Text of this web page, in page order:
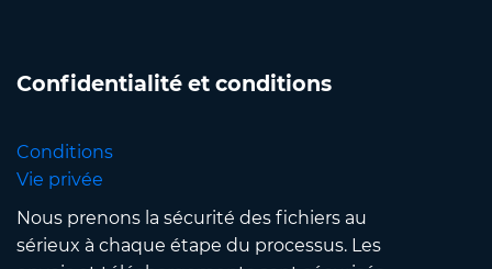
Confidentialité et conditions
Conditions
Vie privée
Nous prenons la sécurité des fichiers au
sérieux à chaque étape du processus. Les